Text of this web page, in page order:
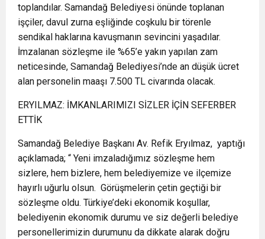
toplandılar. Samandağ Belediyesi önünde toplanan
işçiler, davul zurna eşliğinde coşkulu bir törenle
sendikal haklarına kavuşmanın sevincini yaşadılar.
İmzalanan sözleşme ile %65’e yakın yapılan zam
neticesinde, Samandağ Belediyesi’nde an düşük ücret
alan personelin maaşı 7.500 TL civarında olacak.
ERYILMAZ: İMKANLARIMIZI SİZLER İÇİN SEFERBER
ETTİK
Samandağ Belediye Başkanı Av. Refik Eryılmaz, yaptığı
açıklamada; “ Yeni imzaladığımız sözleşme hem
sizlere, hem bizlere, hem belediyemize ve ilçemize
hayırlı uğurlu olsun. Görüşmelerin çetin geçtiği bir
sözleşme oldu. Türkiye’deki ekonomik koşullar,
belediyenin ekonomik durumu ve siz değerli belediye
personellerimizin durumunu da dikkate alarak doğru